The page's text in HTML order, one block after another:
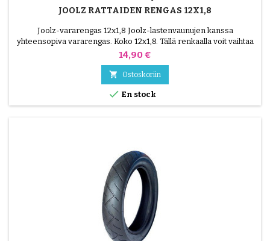
JOOLZ RATTAIDEN RENGAS 12X1,8
Joolz-vararengas 12x1,8 Joolz-lastenvaunujen kanssa
yhteensopiva vararengas. Koko 12x1,8. Tällä renkaalla voit vaihtaa
kuluneen renkaan säilyttäen alkuperäisen pyörän. Asennetaan
Hinta
14,90 €
 Ostoskoriin
 En stock